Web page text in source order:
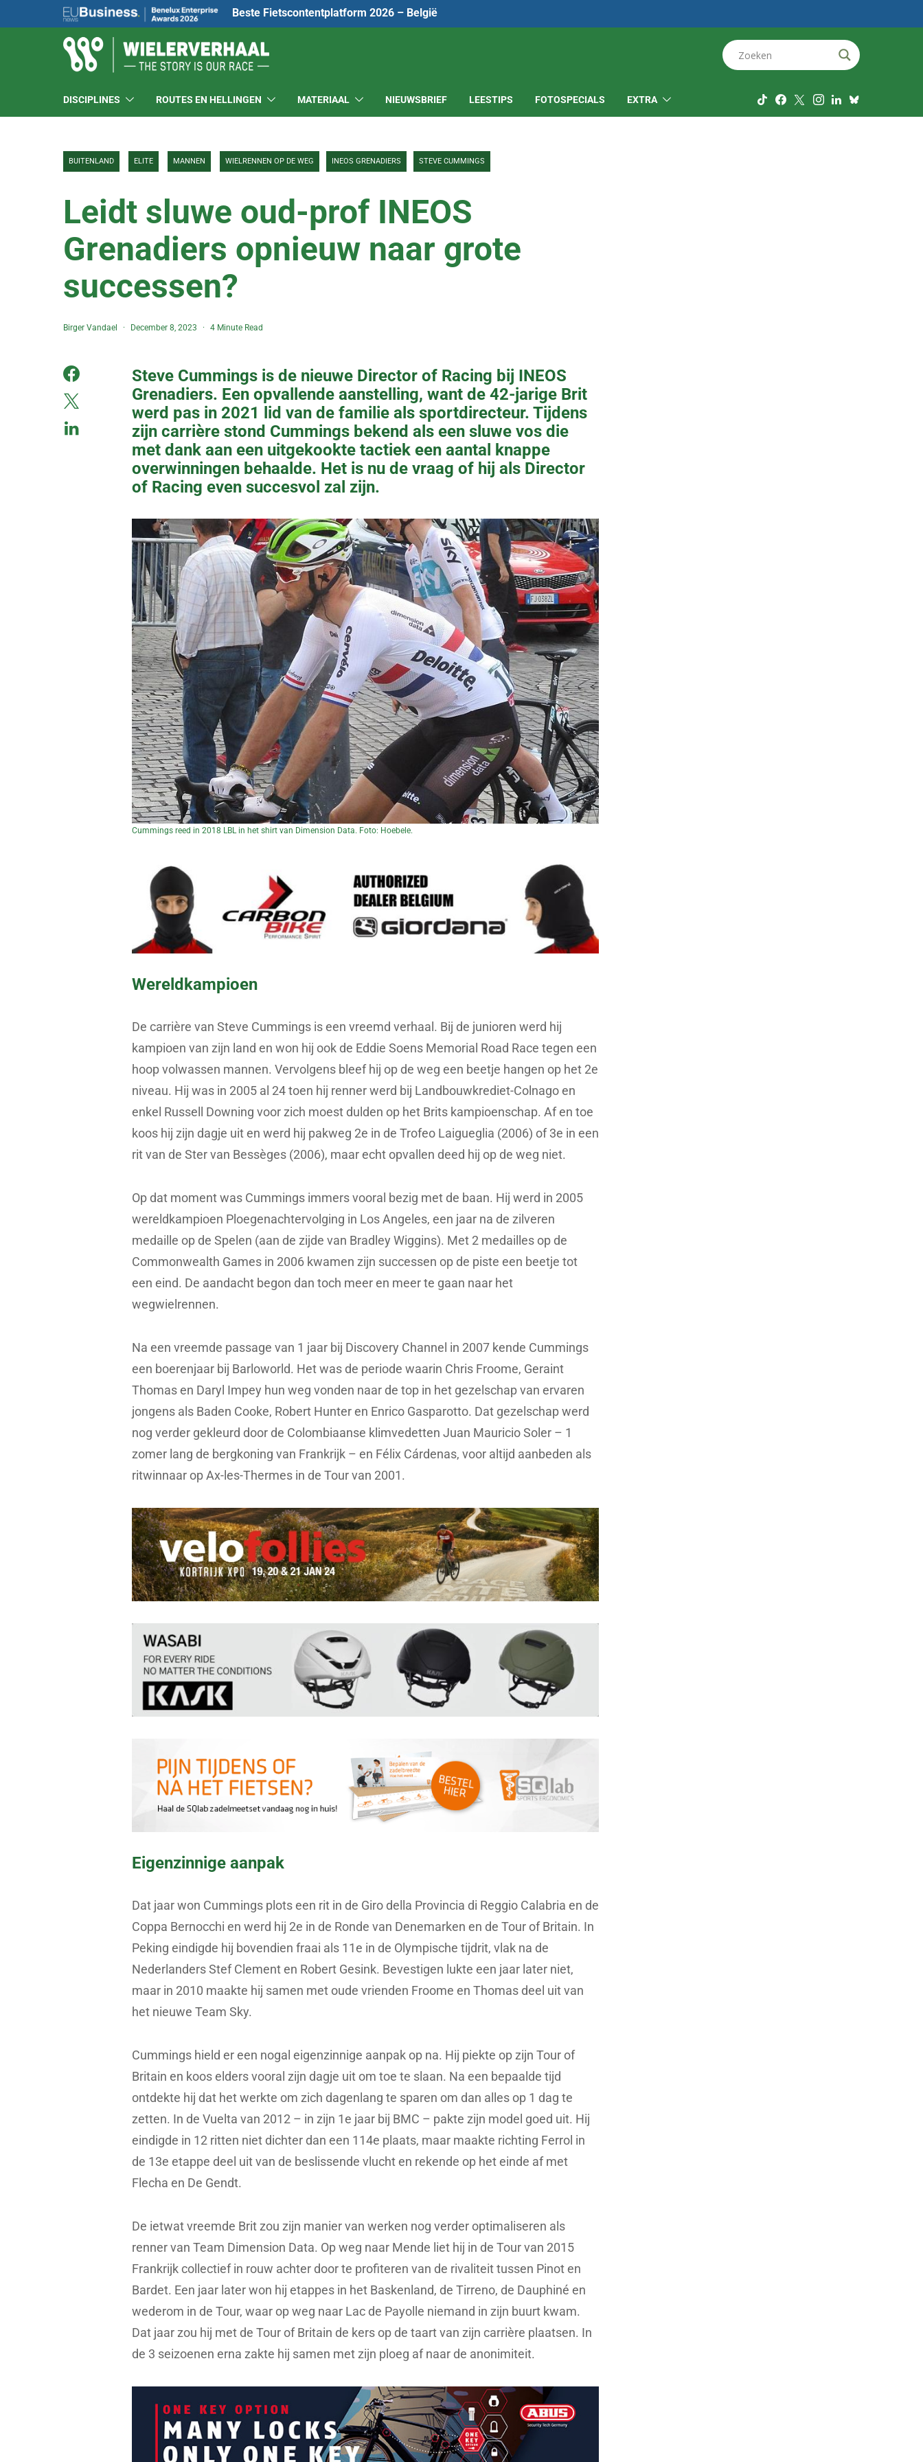
Beste Fietscontentplatform 2026 – België
DISCIPLINES ROUTES EN HELLINGEN MATERIAAL NIEUWSBRIEF LEESTIPS FOTOSPECIALS EXTRA
BUITENLAND ELITE MANNEN WIELRENNEN OP DE WEG INEOS GRENADIERS STEVE CUMMINGS
Leidt sluwe oud-prof INEOS
Grenadiers opnieuw naar grote
successen?
Birger Vandael December 8, 2023 4 Minute Read
Steve Cummings is de nieuwe Director of Racing bij INEOS
Grenadiers. Een opvallende aanstelling, want de 42-jarige Brit
werd pas in 2021 lid van de familie als sportdirecteur. Tijdens
zijn carrière stond Cummings bekend als een sluwe vos die
met dank aan een uitgekookte tactiek een aantal knappe
overwinningen behaalde. Het is nu de vraag of hij als Director
of Racing even succesvol zal zijn.
Cummings reed in 2018 LBL in het shirt van Dimension Data. Foto: Hoebele.
Wereldkampioen
De carrière van Steve Cummings is een vreemd verhaal. Bij de junioren werd hij
kampioen van zijn land en won hij ook de Eddie Soens Memorial Road Race tegen een
hoop volwassen mannen. Vervolgens bleef hij op de weg een beetje hangen op het 2e
niveau. Hij was in 2005 al 24 toen hij renner werd bij Landbouwkrediet-Colnago en
enkel Russell Downing voor zich moest dulden op het Brits kampioenschap. Af en toe
koos hij zijn dagje uit en werd hij pakweg 2e in de Trofeo Laigueglia (2006) of 3e in een
rit van de Ster van Bessèges (2006), maar echt opvallen deed hij op de weg niet.
Op dat moment was Cummings immers vooral bezig met de baan. Hij werd in 2005
wereldkampioen Ploegenachtervolging in Los Angeles, een jaar na de zilveren
medaille op de Spelen (aan de zijde van Bradley Wiggins). Met 2 medailles op de
Commonwealth Games in 2006 kwamen zijn successen op de piste een beetje tot
een eind. De aandacht begon dan toch meer en meer te gaan naar het
wegwielrennen.
Na een vreemde passage van 1 jaar bij Discovery Channel in 2007 kende Cummings
een boerenjaar bij Barloworld. Het was de periode waarin Chris Froome, Geraint
Thomas en Daryl Impey hun weg vonden naar de top in het gezelschap van ervaren
jongens als Baden Cooke, Robert Hunter en Enrico Gasparotto. Dat gezelschap werd
nog verder gekleurd door de Colombiaanse klimvedetten Juan Mauricio Soler – 1
zomer lang de bergkoning van Frankrijk – en Félix Cárdenas, voor altijd aanbeden als
ritwinnaar op Ax-les-Thermes in de Tour van 2001.
Eigenzinnige aanpak
Dat jaar won Cummings plots een rit in de Giro della Provincia di Reggio Calabria en de
Coppa Bernocchi en werd hij 2e in de Ronde van Denemarken en de Tour of Britain. In
Peking eindigde hij bovendien fraai als 11e in de Olympische tijdrit, vlak na de
Nederlanders Stef Clement en Robert Gesink. Bevestigen lukte een jaar later niet,
maar in 2010 maakte hij samen met oude vrienden Froome en Thomas deel uit van
het nieuwe Team Sky.
Cummings hield er een nogal eigenzinnige aanpak op na. Hij piekte op zijn Tour of
Britain en koos elders vooral zijn dagje uit om toe te slaan. Na een bepaalde tijd
ontdekte hij dat het werkte om zich dagenlang te sparen om dan alles op 1 dag te
zetten. In de Vuelta van 2012 – in zijn 1e jaar bij BMC – pakte zijn model goed uit. Hij
eindigde in 12 ritten niet dichter dan een 114e plaats, maar maakte richting Ferrol in
de 13e etappe deel uit van de beslissende vlucht en rekende op het einde af met
Flecha en De Gendt.
De ietwat vreemde Brit zou zijn manier van werken nog verder optimaliseren als
renner van Team Dimension Data. Op weg naar Mende liet hij in de Tour van 2015
Frankrijk collectief in rouw achter door te profiteren van de rivaliteit tussen Pinot en
Bardet. Een jaar later won hij etappes in het Baskenland, de Tirreno, de Dauphiné en
wederom in de Tour, waar op weg naar Lac de Payolle niemand in zijn buurt kwam.
Dat jaar zou hij met de Tour of Britain de kers op de taart van zijn carrière plaatsen. In
de 3 seizoenen erna zakte hij samen met zijn ploeg af naar de anonimiteit.